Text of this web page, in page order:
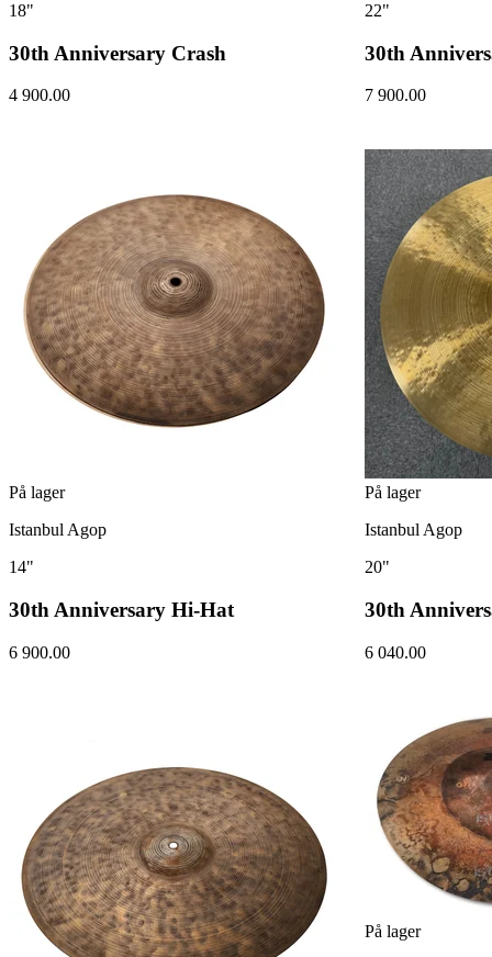
18"
30th Anniversary Crash
4 900.00
22"
30th
7 900.00
På lager
Istanbul Agop
14"
30th Anniversary Hi-Hat
6 900.00
På lager
Istanbul Agop
20"
30th
6 040.00
På lager